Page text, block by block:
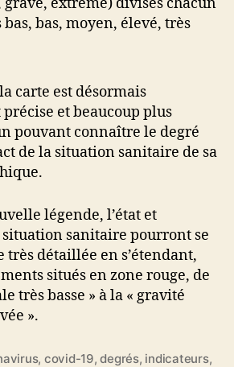
bas, bas, moyen, élevé, très
carte est désormais
et beaucoup plus
pouvant connaître le degré
de la situation sanitaire de sa
légende, l’état et
sanitaire pourront se
détaillée en s’étendant,
situés en zone rouge, de
très basse » à la « gravité
».
, covid-19,degrés, indicateurs,